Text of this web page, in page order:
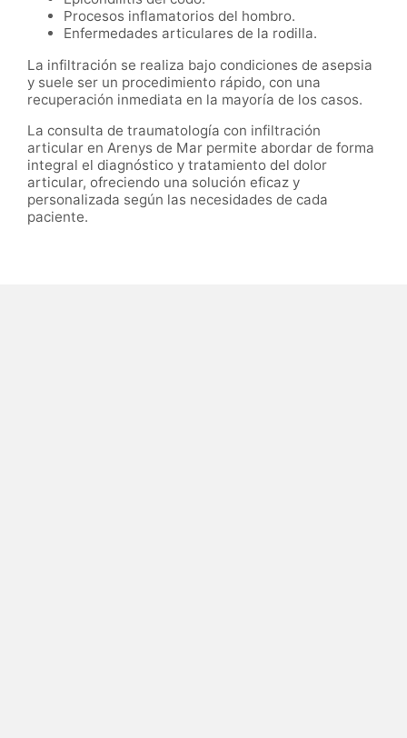
Procesos inflamatorios del hombro.
Enfermedades articulares de la rodilla.
La infiltración se realiza bajo condiciones de asepsia
y suele ser un procedimiento rápido, con una
recuperación inmediata en la mayoría de los casos.
La consulta de traumatología con infiltración
articular en Arenys de Mar permite abordar de forma
integral el diagnóstico y tratamiento del dolor
articular, ofreciendo una solución eficaz y
personalizada según las necesidades de cada
paciente.